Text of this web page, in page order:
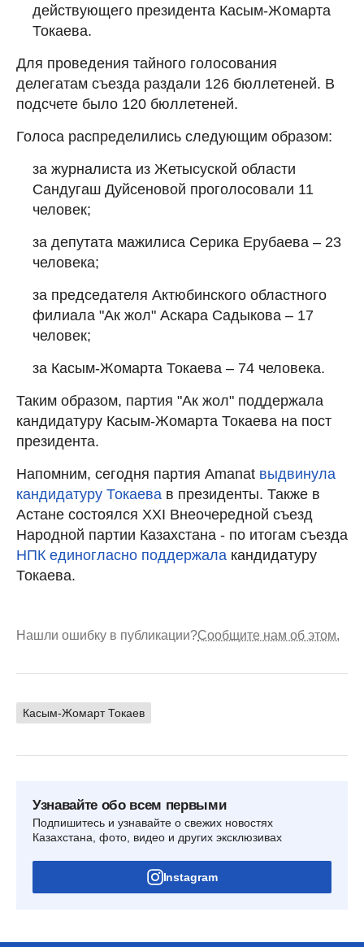
действующего президента Касым-Жомарта
Токаева.
Для проведения тайного голосования
делегатам съезда раздали 126 бюллетеней. В
подсчете было 120 бюллетеней.
Голоса распределились следующим образом:
за журналиста из Жетысуской области
Сандугаш Дуйсеновой проголосовали 11
человек;
за депутата мажилиса Серика Ерубаева – 23
человека;
за председателя Актюбинского областного
филиала "Ак жол" Аскара Садыкова – 17
человек;
за Касым-Жомарта Токаева – 74 человека.
Таким образом, партия "Ак жол" поддержала
кандидатуру Касым-Жомарта Токаева на пост
президента.
Напомним, сегодня партия Amanat выдвинула
кандидатуру Токаева в президенты. Также в
Астане состоялся XXI Внеочередной съезд
Народной партии Казахстана - по итогам съезда
НПК единогласно поддержала кандидатуру
Токаева.
Нашли ошибку в публикации?Сообщите нам об этом.
Касым-Жомарт Токаев
Узнавайте обо всем первыми
Подпишитесь и узнавайте о свежих новостях
Казахстана, фото, видео и других эксклюзивах
Instagram